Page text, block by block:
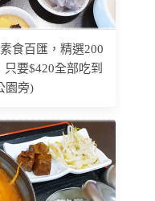
食百匯，精選200
要$420全部吃到
園旁)